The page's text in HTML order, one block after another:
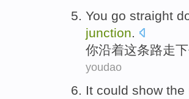
You go straight
junction.
你沿着这条路走下
youdao
It could show the